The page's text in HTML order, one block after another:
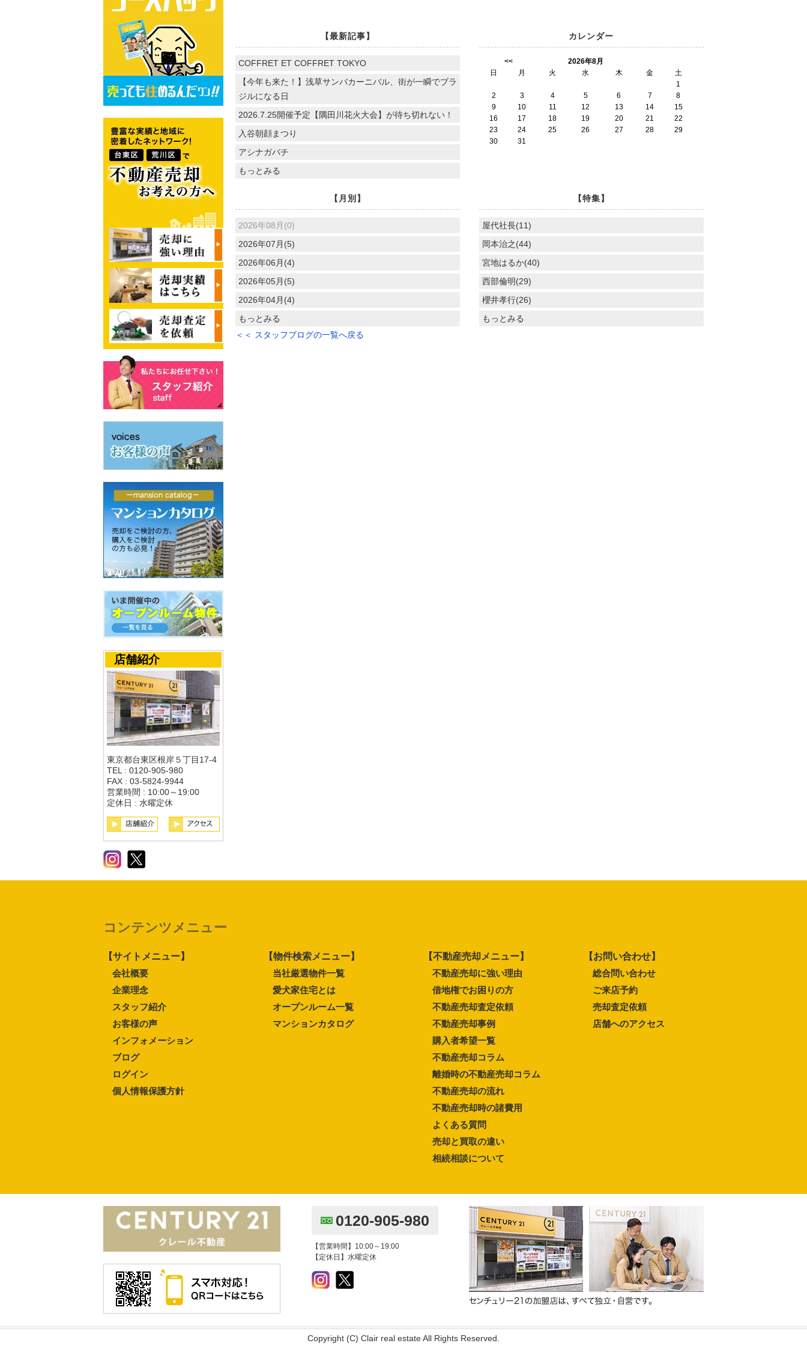
【最新記事】
COFFRET ET COFFRET TOKYO
【今年も来た！】浅草サンバカーニバル、街が一瞬でブラ
ジルになる日
2026.7.25開催予定【隅田川花火大会】が待ち切れない！
入谷朝顔まつり
アシナガバチ
もっとみる
カレンダー
<<
2026年8月
日
月 火 水 木 金
土
1
2
3 4 5 6 7
8
9
10 11 12 13 14
15
16
17 18 19 20 21
22
23
24 25 26 27 28
29
30
31
【月別】
2026年08月(0)
2026年07月(5)
2026年06月(4)
2026年05月(5)
2026年04月(4)
もっとみる
【特集】
屋代社長(11)
岡本治之(44)
宮地はるか(40)
西部倫明(29)
櫻井孝行(26)
もっとみる
＜＜ スタッフブログの一覧へ戻る
店舗紹介
東京都台東区根岸５丁目17-4
TEL : 0120-905-980
FAX : 03-5824-9944
営業時間 : 10:00～19:00
定休日 : 水曜定休
コンテンツメニュー
【サイトメニュー】
会社概要
企業理念
スタッフ紹介
お客様の声
インフォメーション
ブログ
ログイン
個人情報保護方針
【物件検索メニュー】
当社厳選物件一覧
愛犬家住宅とは
オープンルーム一覧
マンションカタログ
【不動産売却メニュー】
不動産売却に強い理由
借地権でお困りの方
不動産売却査定依頼
不動産売却事例
購入者希望一覧
不動産売却コラム
離婚時の不動産売却コラム
不動産売却の流れ
不動産売却時の諸費用
よくある質問
売却と買取の違い
相続相談について
【お問い合わせ】
総合問い合わせ
ご来店予約
売却査定依頼
店舗へのアクセス
0120-905-980
【営業時間】10:00～19:00
【定休日】水曜定休
Copyright (C) Clair real estate All Rights Reserved.